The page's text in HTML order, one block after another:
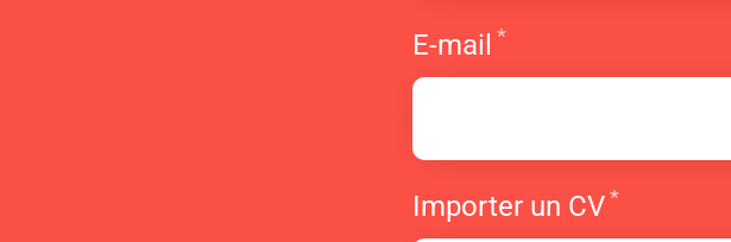
E-mail *
Importer un CV*